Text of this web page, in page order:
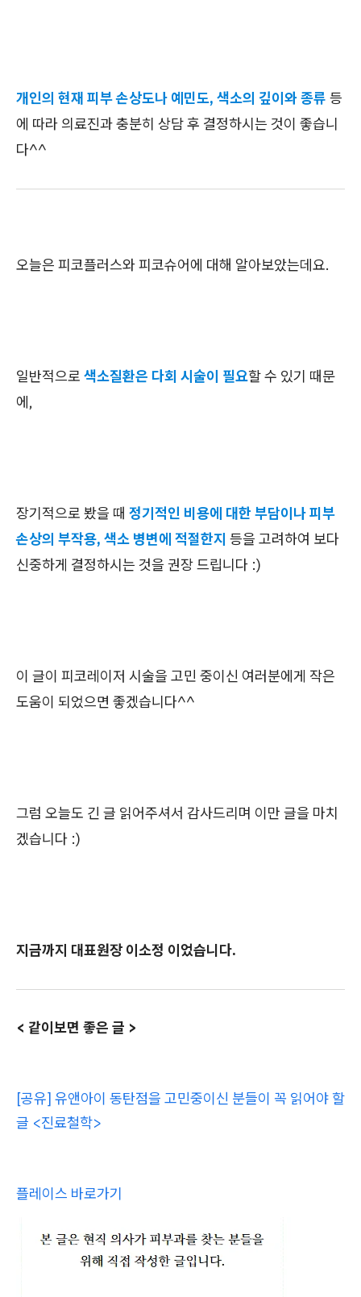
개인의 현재 피부 손상도나 예민도, 색소의 깊이와 종류 등
에 따라 의료진과 충분히 상담 후 결정하시는 것이 좋습니
다^^
오늘은 피코플러스와 피코슈어에 대해 알아보았는데요.
일반적으로 색소질환은 다회 시술이 필요할 수 있기 때문
에,
장기적으로 봤을 때 정기적인 비용에 대한 부담이나 피부
손상의 부작용, 색소 병변에 적절한지 등을 고려하여 보다
신중하게 결정하시는 것을 권장 드립니다 :)
이 글이 피코레이저 시술을 고민 중이신 여러분에게 작은
도움이 되었으면 좋겠습니다^^
그럼 오늘도 긴 글 읽어주셔서 감사드리며 이만 글을 마치
겠습니다 :)
지금까지 대표원장 이소정 이었습니다.
< 같이보면 좋은 글 >
[공유] 유앤아이 동탄점을 고민중이신 분들이 꼭 읽어야 할
글 <진료철학>
플레이스 바로가기